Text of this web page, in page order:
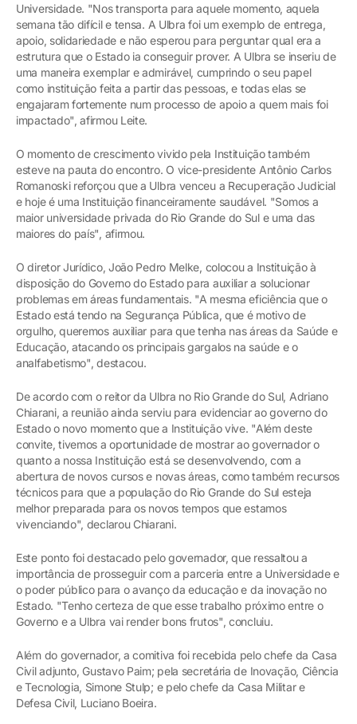
Universidade. "Nos transporta para aquele momento, aquela
semana tão difícil e tensa. A Ulbra foi um exemplo de entrega,
apoio, solidariedade e não esperou para perguntar qual era a
estrutura que o Estado ia conseguir prover. A Ulbra se inseriu de
uma maneira exemplar e admirável, cumprindo o seu papel
como instituição feita a partir das pessoas, e todas elas se
engajaram fortemente num processo de apoio a quem mais foi
impactado", afirmou Leite.
O momento de crescimento vivido pela Instituição também
esteve na pauta do encontro. O vice-presidente Antônio Carlos
Romanoski reforçou que a Ulbra venceu a Recuperação Judicial
e hoje é uma Instituição financeiramente saudável. "Somos a
maior universidade privada do Rio Grande do Sul e uma das
maiores do país", afirmou.
O diretor Jurídico, João Pedro Melke, colocou a Instituição à
disposição do Governo do Estado para auxiliar a solucionar
problemas em áreas fundamentais. "A mesma eficiência que o
Estado está tendo na Segurança Pública, que é motivo de
orgulho, queremos auxiliar para que tenha nas áreas da Saúde e
Educação, atacando os principais gargalos na saúde e o
analfabetismo", destacou.
De acordo com o reitor da Ulbra no Rio Grande do Sul, Adriano
Chiarani, a reunião ainda serviu para evidenciar ao governo do
Estado o novo momento que a Instituição vive. "Além deste
convite, tivemos a oportunidade de mostrar ao governador o
quanto a nossa Instituição está se desenvolvendo, com a
abertura de novos cursos e novas áreas, como também recursos
técnicos para que a população do Rio Grande do Sul esteja
melhor preparada para os novos tempos que estamos
vivenciando", declarou Chiarani.
Este ponto foi destacado pelo governador, que ressaltou a
importância de prosseguir com a parceria entre a Universidade e
o poder público para o avanço da educação e da inovação no
Estado. "Tenho certeza de que esse trabalho próximo entre o
Governo e a Ulbra vai render bons frutos", concluiu.
Além do governador, a comitiva foi recebida pelo chefe da Casa
Civil adjunto, Gustavo Paim; pela secretária de Inovação, Ciência
e Tecnologia, Simone Stulp; e pelo chefe da Casa Militar e
Defesa Civil, Luciano Boeira.